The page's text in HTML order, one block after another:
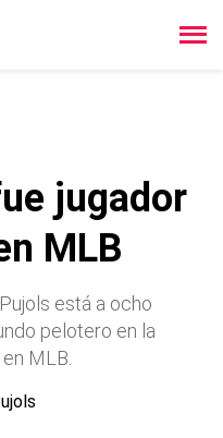
jugador
MLB
está a ocho
pelotero en la
MLB.